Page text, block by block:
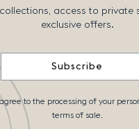
access to private
exclusive offers.
Subscribe
to the processing of your
terms of sale.